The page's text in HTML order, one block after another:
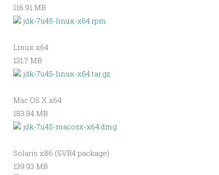
116.91 MB
jdk-7u45-linux-x64.rpm
Linux x64
131.7 MB
jdk-7u45-linux-x64.tar.gz
Mac OS X x64
183.84 MB
jdk-7u45-macosx-x64.dmg
Solaris x86 (SVR4 package)
139.93 MB